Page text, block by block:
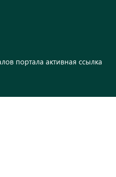
портала активная ссылка